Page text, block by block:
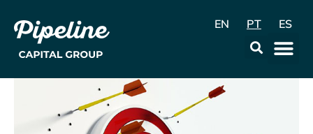
EN PT ES